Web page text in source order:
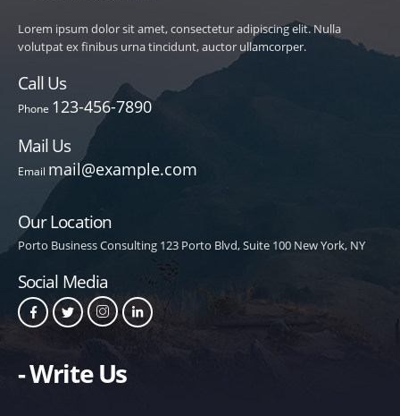
Lorem ipsum dolor sit amet, consectetur adipiscing elit. Nulla
volutpat ex finibus urna tincidunt, auctor ullamcorper.
Call Us
Phone 123-456-7890
Mail Us
Email mail@example.com
Our Location
Porto Business Consulting 123 Porto Blvd, Suite 100 New York, NY
Social Media
- Write Us